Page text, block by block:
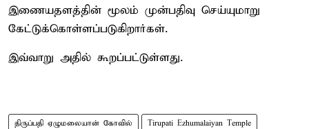
இணையதளத்தின் மூலம் முன்பதிவு செய்யுமாறு
கேட்டுக்கொள்ளப்படுகிறார்கள்.
இவ்வாறு அதில் கூறப்பட்டுள்ளது.
திருப்பதி ஏழுமலையான் கோவில் Tirupati Ezhumalaiyan Temple